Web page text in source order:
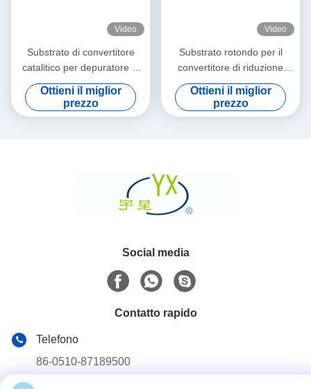
Video
Substrato di convertitore
catalitico per depuratore di
gas di scarico
Ottieni il miglior
prezzo
Video
Substrato rotondo per il
convertitore di riduzione
catalitica selettiva
Ottieni il miglior
prezzo
Social media
Contatto rapido
Telefono
86-0510-87189500